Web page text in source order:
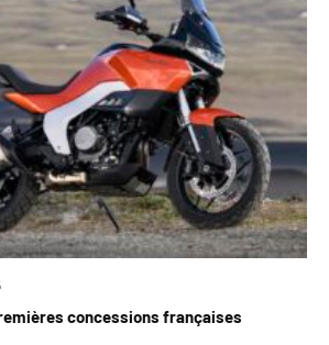
concessions françaises